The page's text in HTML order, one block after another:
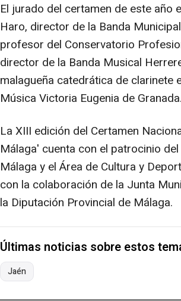
El jurado del certamen de este
Haro, director de la Banda
profesor del Conservatorio
director de la Banda Musical
malagueña catedrática de clarinete
Música Victoria Eugenia de Granada.
La XIII edición del Certamen
Málaga' cuenta con el patrocinio
Málaga y el Área de Cultura y
con la colaboración de la Junta
la Diputación Provincial de Málaga.
Últimas noticias sobre estos
Jaén